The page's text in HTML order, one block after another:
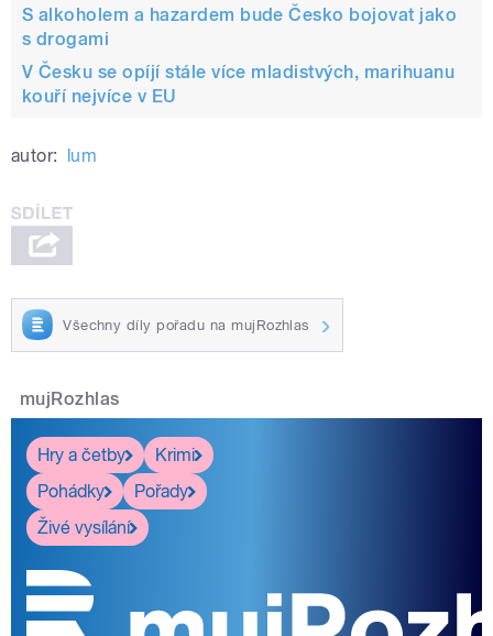
S alkoholem a hazardem bude Česko bojovat jako
s drogami
V Česku se opíjí stále více mladistvých, marihuanu
kouří nejvíce v EU
autor: lum
Všechny díly pořadu na mujRozhlas
mujRozhlas
Hry a četby
Krimi
Pohádky
Pořady
Živé vysílání